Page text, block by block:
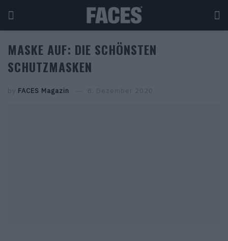
MASKE AUF: DIE SCHÖNSTEN
SCHUTZMASKEN
by FACES Magazin 8. Dezember 2020